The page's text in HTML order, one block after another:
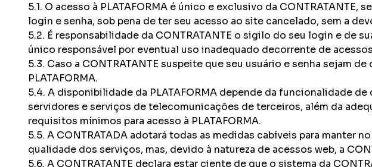
5.1. O acesso à PLATAFORMA é único e exclusivo da
login e senha, sob pena de ter seu acesso ao site cancelado, sem a
5.2. É responsabilidade da CONTRATANTE o sigilo do seu login e de
único responsável por eventual uso inadequado decorrente de
5.3. Caso a CONTRATANTE suspeite que seu usuário e senha sejam
PLATAFORMA.
5.4. A disponibilidade da PLATAFORMA depende da funcionalidade
servidores e serviços de telecomunicações de terceiros, além da
requisitos mínimos para acesso à PLATAFORMA.
5.5. A CONTRATADA adotará todas as medidas cabíveis para manter
qualidade dos serviços, mas, devido à natureza de acessos web, a
5.6. A CONTRATANTE declara estar ciente de que o sistema da